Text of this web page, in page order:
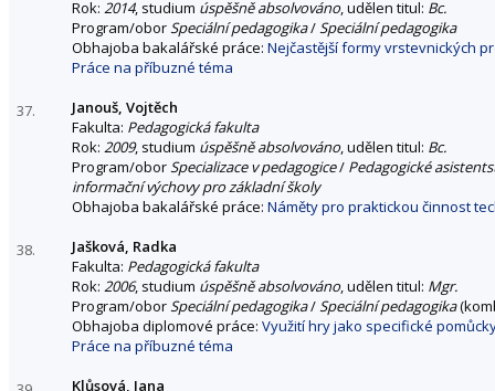
Rok: 2014, studium úspěšně absolvováno, udělen titul: Bc.
Program/oborSpeciální pedagogika/Speciální pedagogika
Obhajoba bakalářské práce: Nejčastější formy vrstevnických
Práce na příbuzné téma
37.
Janouš, Vojtěch
Fakulta: Pedagogická fakulta
Rok: 2009, studium úspěšně absolvováno, udělen titul: Bc.
Program/oborSpecializace v pedagogice/ Pedagogické
informační výchovy pro základní školy
Obhajoba bakalářské práce: Náměty pro praktickou činnost
38.
Jašková, Radka
Fakulta: Pedagogická fakulta
Rok: 2006, studium úspěšně absolvováno, udělen titul: Mgr.
Program/oborSpeciální pedagogika/Speciální pedagogika
Obhajoba diplomové práce: Využití hry jako specifické
Práce na příbuzné téma
Klůsová, Jana